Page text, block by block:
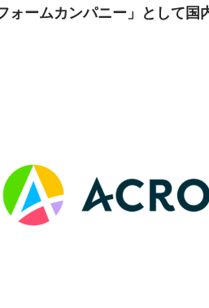
ォームカンパニー」として国